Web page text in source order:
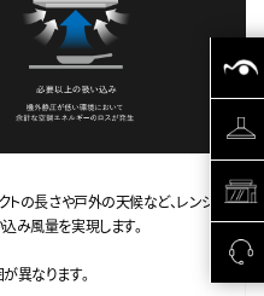
トの長さや戸外の天候など、レンジフー
み風量を実現します。
異なります。